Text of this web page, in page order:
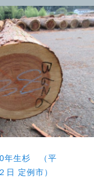
年生杉 （平
日 定例市）